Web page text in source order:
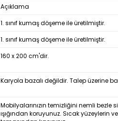
Açıklama
1. sınıf kumaş döşeme ile üretilmiştir.
1. sınıf kumaş döşeme ile üretilmiştir.
160 x 200 cm'dir.
Karyola bazalı değildir. Talep üzerine
Mobilyalarınızın temizliğini nemli bezle
ışığından koruyunuz. Sıcak yüzeylerin